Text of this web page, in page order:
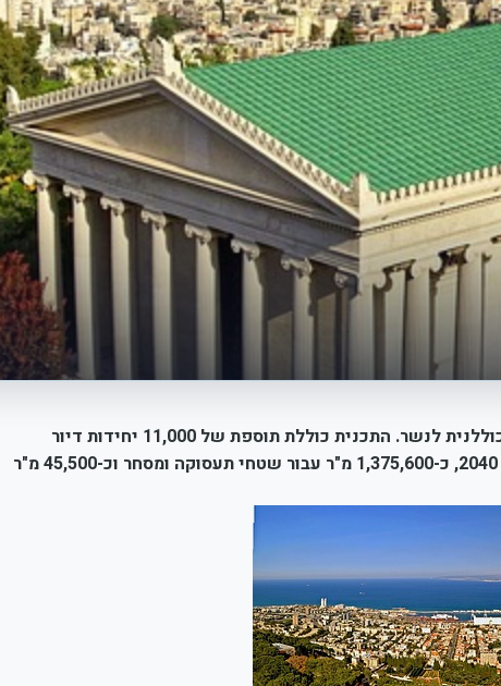
הוועדה המחוזית חיפה אישרה להפקדה את תכנית המתאר הכוללנית לנשר. התכנית כוללת תוספת של 11,000 יחידות דיור
שייתנו מענה להיקף אוכלוסייה של 68,700 תושבים עד שנת 2040, כ-1,375,600 מ"ר עבור שטחי תעסוקה ומסחר וכ-45,500 מ"ר